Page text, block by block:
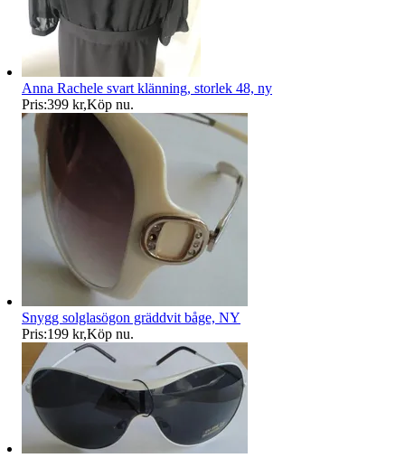
Anna Rachele svart klänning, storlek 48, ny
Pris:399 kr,Köp nu.
Snygg solglasögon gräddvit båge, NY
Pris:199 kr,Köp nu.